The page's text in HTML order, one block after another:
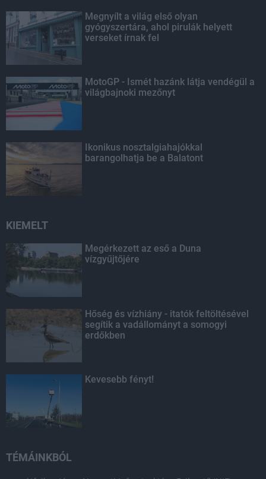
Megnyílt a világ első olyan
gyógyszertára, ahol pirulák helyett
verseket írnak fel
MotoGP - Ismét hazánk látja vendégül a
világbajnoki mezőnyt
Ikonikus nosztalgiahajókkal
barangolhatja be a Balatont
KIEMELT
Megérkezett az eső a Duna
vízgyűjtőjére
Hőség és vízhiány - itatók feltöltésével
segítik a vadállományt a somogyi
erdőkben
Kevesebb fényt!
TÉMÁINKBÓL